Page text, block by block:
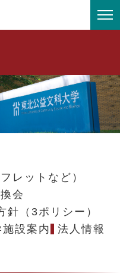
本文へ
レットなど）
会
針（3ポリシー）
施設案内
法人情報